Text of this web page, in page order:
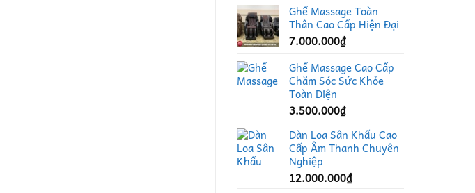
Ghế Massage Toàn
Thân Cao Cấp Hiện Đại
7.000.000₫
Ghế Massage Cao Cấp
Chăm Sóc Sức Khỏe
Toàn Diện
3.500.000₫
Dàn Loa Sân Khấu Cao
Cấp Âm Thanh Chuyên
Nghiệp
12.000.000₫